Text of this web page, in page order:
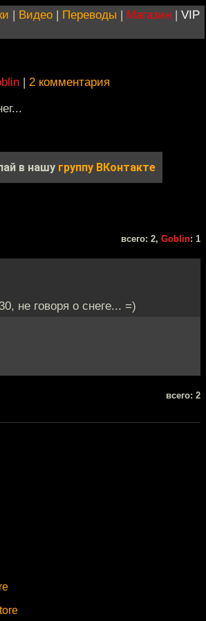
| Видео | Переводы | Магазин | VIP
| 2 комментария
в нашу группу ВКонтакте
всего: 2, Goblin: 1
не говоря о снеге... =)
всего: 2